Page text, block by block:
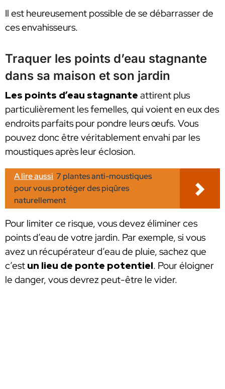
Il est heureusement possible de se débarrasser de
ces envahisseurs.
Traquer les points d’eau stagnante
dans sa maison et son jardin
Les points d’eau stagnante attirent plus
particulièrement les femelles, qui voient en eux des
endroits parfaits pour pondre leurs œufs. Vous
pouvez donc être véritablement envahi par les
moustiques après leur éclosion.
A lire aussi 7 plantes anti-moustiques
pour vous protéger des piqûres
naturellement
Pour limiter ce risque, vous devez éliminer ces
points d’eau de votre jardin. Par exemple, si vous
avez un récupérateur d’eau de pluie, sachez que
c’est un lieu de ponte potentiel. Pour éloigner
le danger, vous devrez peut-être le vider.